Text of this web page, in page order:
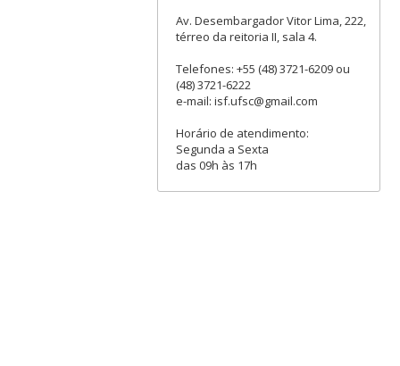
Av. Desembargador Vitor Lima, 222,
térreo da reitoria II, sala 4.
Telefones: +55 (48) 3721-6209 ou
(48) 3721-6222
e-mail: isf.ufsc@gmail.com
Horário de atendimento:
Segunda a Sexta
das 09h às 17h